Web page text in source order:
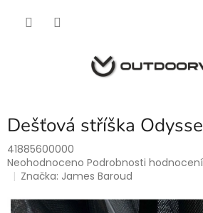
Dešťová stříška
41885600000
Průměrné
hodnocení
je
Neohodnoceno Podrobnosti hodnocení
Značka: James Baroud